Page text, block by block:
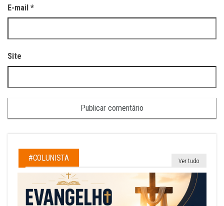
E-mail *
Site
#COLUNISTA Ver tudo